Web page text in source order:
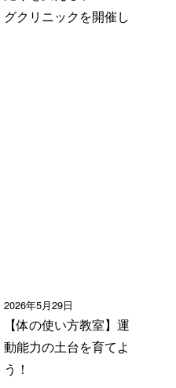
グクリニックを開催し
2026年5月29日
【体の使い方教室】運
動能力の土台を育てよ
う！